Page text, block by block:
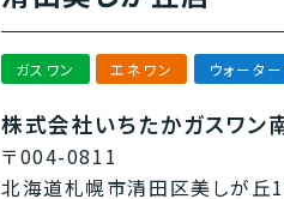
ガスワン エネワン ウォータ
株式会社いちたかガスワン
〒004-0811
北海道札幌市清田区美しが丘